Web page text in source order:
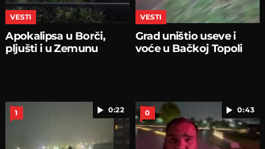
VESTI
Apokalipsa u Borči,
pljušti i u Zemunu
VESTI
Grad uništio useve i
voće u Bačkoj Topoli
0:22
1 0:43
0